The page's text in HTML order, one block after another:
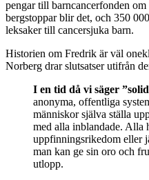
pengar till barncancerfonden
bergstoppar blir det, och 350
leksaker till cancersjuka barn.
Historien om Fredrik är väl
Norberg drar slutsatser utifrån
I en tid då vi säger
anonyma, offentliga
människor själva ställa
med alla inblandade. Alla
uppfinningsrikedom eller
man kan ge sin oro och
utlopp.